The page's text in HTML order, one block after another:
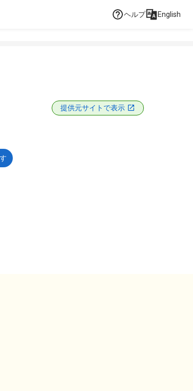
ヘルプ English
提供元サイトで表示